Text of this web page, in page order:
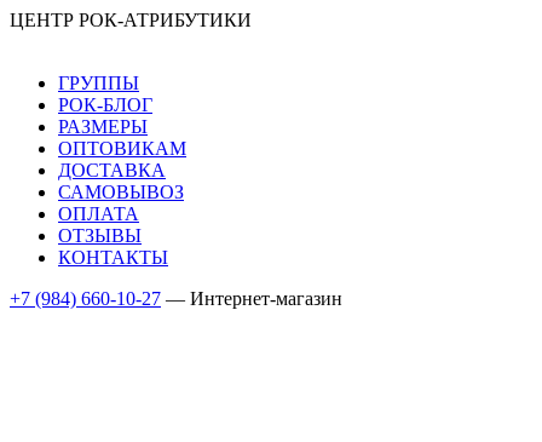
ЦЕНТР РОК-АТРИБУТИКИ
ГРУППЫ
РОК-БЛОГ
РАЗМЕРЫ
ОПТОВИКАМ
ДОСТАВКА
САМОВЫВОЗ
ОПЛАТА
ОТЗЫВЫ
КОНТАКТЫ
+7 (984) 660-10-27 — Интернет-магазин